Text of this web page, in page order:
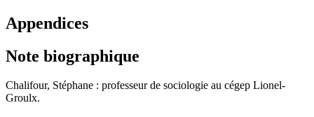
Appendices
Note biographique
Chalifour, Stéphane : professeur de sociologie au cégep Lionel-
Groulx.